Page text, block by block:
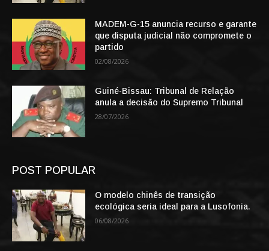
MADEM-G-15 anuncia recurso e garante
que disputa judicial não compromete o
partido
02/08/2026
Guiné-Bissau: Tribunal de Relação
anula a decisão do Supremo Tribunal
28/07/2026
POST POPULAR
O modelo chinês de transição
ecológica seria ideal para a Lusofonia.
06/08/2026